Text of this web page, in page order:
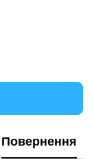
Повернення